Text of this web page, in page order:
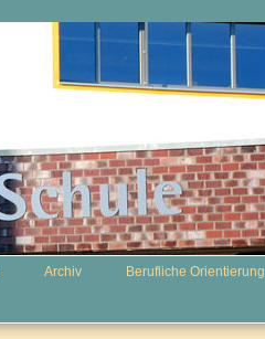
Archiv Berufliche Orientierung